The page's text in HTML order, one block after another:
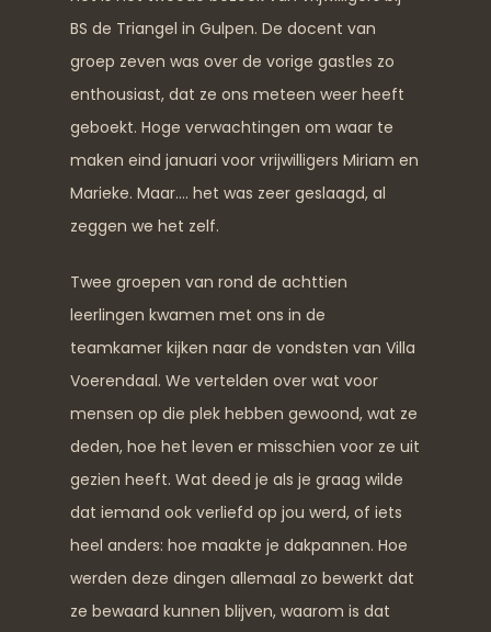
BS de Triangel in Gulpen. De docent van
groep zeven was over de vorige gastles zo
enthousiast, dat ze ons meteen weer heeft
geboekt. Hoge verwachtingen om waar te
maken eind januari voor vrijwilligers Miriam en
Marieke. Maar…. het was zeer geslaagd, al
zeggen we het zelf.
Twee groepen van rond de achttien
leerlingen kwamen met ons in de
teamkamer kijken naar de vondsten van Villa
Voerendaal. We vertelden over wat voor
mensen op die plek hebben gewoond, wat ze
deden, hoe het leven er misschien voor ze uit
gezien heeft. Wat deed je als je graag wilde
dat iemand ook verliefd op jou werd, of iets
heel anders: hoe maakte je dakpannen. Hoe
werden deze dingen allemaal zo bewerkt dat
ze bewaard kunnen blijven, waarom is dat